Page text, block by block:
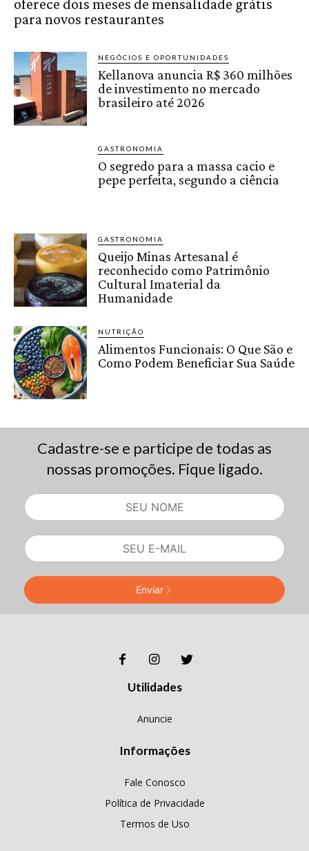
oferece dois meses de mensalidade grátis
para novos restaurantes
NEGÓCIOS E OPORTUNIDADES
Kellanova anuncia R$ 360 milhões
de investimento no mercado
brasileiro até 2026
GASTRONOMIA
O segredo para a massa cacio e
pepe perfeita, segundo a ciência
GASTRONOMIA
Queijo Minas Artesanal é
reconhecido como Patrimônio
Cultural Imaterial da
Humanidade
NUTRIÇÃO
Alimentos Funcionais: O Que São e
Como Podem Beneficiar Sua Saúde
Cadastre-se e participe de todas as
nossas promoções. Fique ligado.
Enviar
Utilidades
Anuncie
Informações
Fale Conosco
Política de Privacidade
Termos de Uso